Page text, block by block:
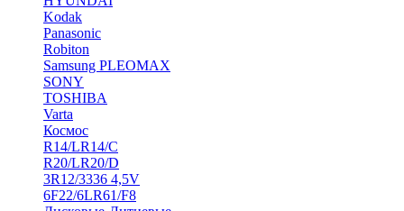
Kodak
Panasonic
Robiton
Samsung PLEOMAX
SONY
TOSHIBA
Varta
Космос
R14/LR14/C
R20/LR20/D
3R12/3336 4,5V
6F22/6LR61/F8